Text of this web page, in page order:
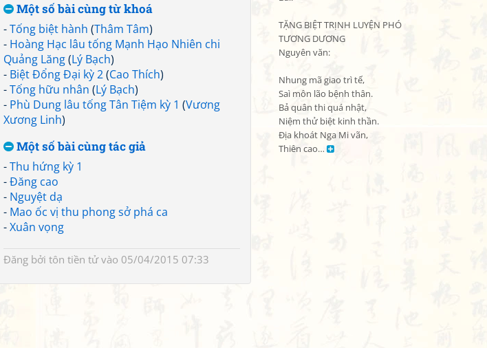
TẶNG BIỆT TRỊNH LUYỆN PHÓ
TƯƠNG DƯƠNG
Nguyên văn:
Nhung mã giao trì tế,
Saì môn lão bệnh thân.
Bả quân thi quá nhật,
Niệm thử biệt kinh thần.
Địa khoát Nga Mi vãn,
Thiên cao…
Một số bài cùng từ khoá
-Tống biệt hành (Thâm Tâm)
- Hoàng Hạc lâu tống Mạnh Hạo Nhiên chi
Quảng Lăng(Lý Bạch)
- Biệt Đổng Đại kỳ 2(Cao Thích)
-Tống hữu nhân (Lý Bạch)
- Phù Dung lâu tống Tân Tiệm kỳ 1 (Vương
Xương Linh)
Một số bài cùng tác giả
-Thu hứng kỳ 1
-Đăng cao
- Nguyệt dạ
- Mao ốc vị thu phong sở phá ca
-Xuân vọng
Đăng bởi tôn tiền tửvào 05/04/2015 07:33